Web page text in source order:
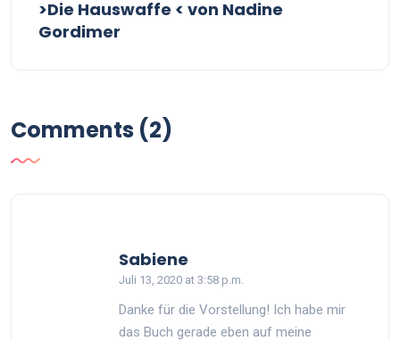
>Die Hauswaffe < von Nadine
Gordimer
Comments (2)
Sabiene
Juli 13, 2020 at 3:58 p.m.
Danke für die Vorstellung! Ich habe mir
das Buch gerade eben auf meine